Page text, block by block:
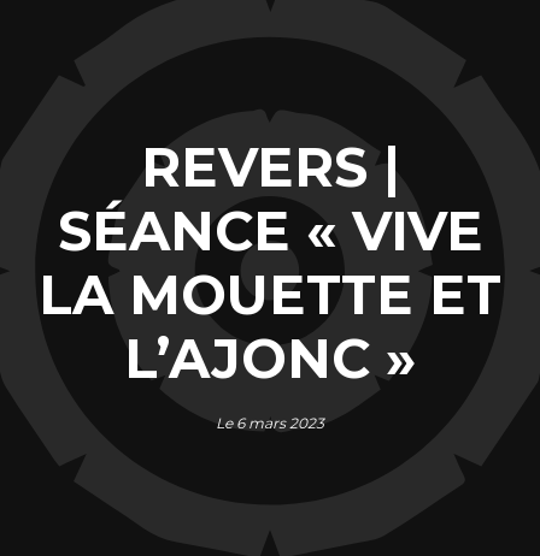
REVERS |
SÉANCE « VIVE
LA MOUETTE ET
L’AJONC »
Le 6 mars 2023